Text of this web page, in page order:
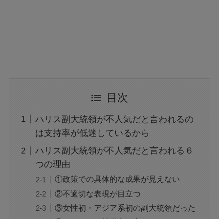
目次
ハリス副大統領が不人気だと言われるの
は支持率が低迷しているから
ハリス副大統領が不人気だと言われる６
つの理由
①政策での具体的な成果が見えない
②不適切な表現が目立つ
③女性初・アジア系初の副大統領だった